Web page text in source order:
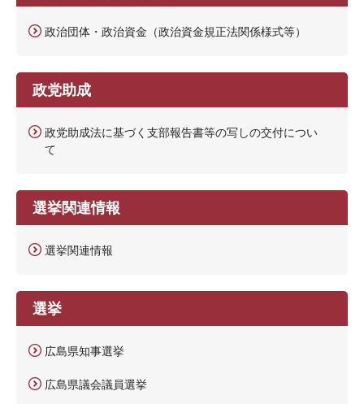
政治団体・政治資金（政治資金規正法関係様式等）
政党助成
政党助成法に基づく支部報告書等の写しの交付につい
て
選挙関連情報
選挙関連情報
選挙
広島県知事選挙
広島県議会議員選挙